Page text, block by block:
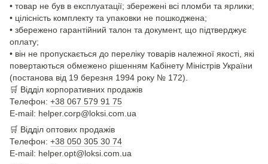
• товар не був в експлуатації; збережені всі пломби та ярлики;
• цілісність комплекту та упаковки не пошкоджена;
• збережено гарантійний талон та документ, що підтверджує
оплату;
• він не пропускається до переліку товарів належної якості, які
повертаються обмежено рішенням Кабінету Міністрів України
(постанова від 19 березня 1994 року № 172).
🛒 Відділ корпоративних продажів
Телефон: +38 067 579 91 75
E-mail: helper.corp@loksi.com.ua
🛒 Відділ оптових продажів
Телефон: +38 050 305 30 74
E-mail: helper.opt@loksi.com.ua